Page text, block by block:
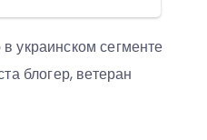
украинском сегменте
блогер, ветеран